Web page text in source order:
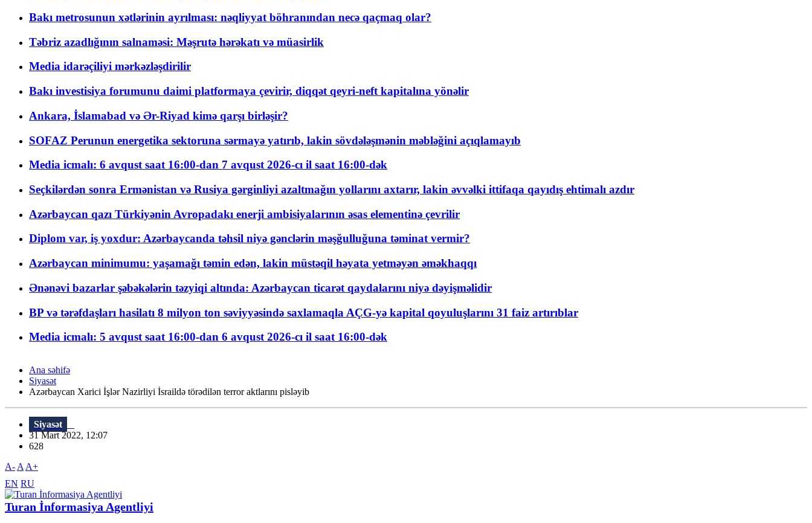
Bakı metrosunun xətlərinin ayrılması: nəqliyyat böhranından necə qaçmaq olar?
Təbriz azadlığının salnaməsi: Məşrutə hərəkatı və müasirlik
Media idarəçiliyi mərkəzləşdirilir
Bakı investisiya forumunu daimi platformaya çevirir, diqqət qeyri-neft kapitalına yönəlir
Ankara, İslamabad və Ər-Riyad kimə qarşı birləşir?
SOFAZ Perunun energetika sektoruna sərmayə yatırıb, lakin sövdələşmənin məbləğini açıqlamayıb
Media icmalı: 6 avqust saat 16:00-dan 7 avqust 2026-cı il saat 16:00-dək
Seçkilərdən sonra Ermənistan və Rusiya gərginliyi azaltmağın yollarını axtarır, lakin əvvəlki ittifaqa qayıdış ehtimalı azdır
Azərbaycan qazı Türkiyənin Avropadakı enerji ambisiyalarının əsas elementinə çevrilir
Diplom var, iş yoxdur: Azərbaycanda təhsil niyə gənclərin məşğulluğuna təminat vermir?
Azərbaycan minimumu: yaşamağı təmin edən, lakin müstəqil həyata yetməyən əməkhaqqı
Ənənəvi bazarlar şəbəkələrin təzyiqi altında: Azərbaycan ticarət qaydalarını niyə dəyişməlidir
BP və tərəfdaşları hasilatı 8 milyon ton səviyyəsində saxlamaqla AÇG-yə kapital qoyuluşlarını 31 faiz artırıblar
Media icmalı: 5 avqust saat 16:00-dan 6 avqust 2026-cı il saat 16:00-dək
Ana səhifə
Siyasət
Azərbaycan Xarici İşlər Nazirliyi İsraildə törədilən terror aktlarını pisləyib
Siyasət
31 Mart 2022, 12:07
628
A- A A+
EN RU
Turan İnformasiya Agentliyi